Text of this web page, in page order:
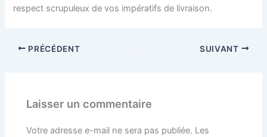
respect scrupuleux de vos impératifs de livraison.
PRÉCÉDENT SUIVANT
Laisser un commentaire
Votre adresse e-mail ne sera pas publiée. Les